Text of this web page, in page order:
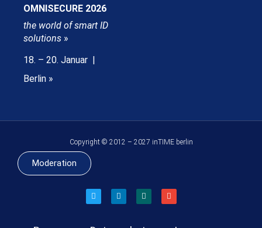
OMNISECURE 2026
the world of smart ID
solutions »
18. – 20. Januar |
Berlin »
Copyright © 2012 – 2027 inTIME berlin
Moderation